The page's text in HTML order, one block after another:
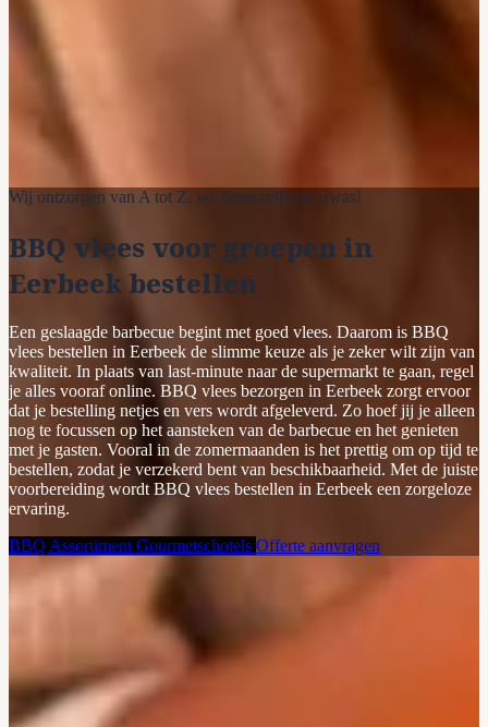
Wij ontzorgen van A tot Z, we doen zelfs de afwas!
BBQ vlees voor groepen in
Eerbeek bestellen
Een geslaagde barbecue begint met goed vlees. Daarom is BBQ
vlees bestellen in Eerbeek de slimme keuze als je zeker wilt zijn van
kwaliteit. In plaats van last-minute naar de supermarkt te gaan, regel
je alles vooraf online. BBQ vlees bezorgen in Eerbeek zorgt ervoor
dat je bestelling netjes en vers wordt afgeleverd. Zo hoef jij je alleen
nog te focussen op het aansteken van de barbecue en het genieten
met je gasten. Vooral in de zomermaanden is het prettig om op tijd te
bestellen, zodat je verzekerd bent van beschikbaarheid. Met de juiste
voorbereiding wordt BBQ vlees bestellen in Eerbeek een zorgeloze
ervaring.
BBQ Assortiment Gourmetschotels Offerte aanvragen